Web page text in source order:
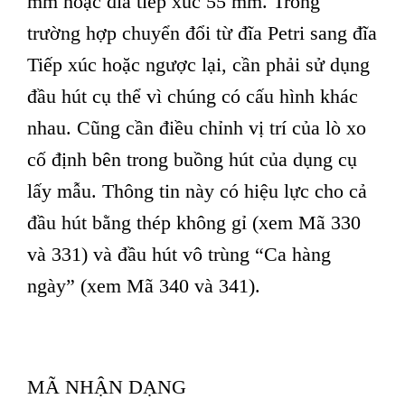
trường hợp chuyển đổi từ đĩa Petri sang đĩa
Tiếp xúc hoặc ngược lại, cần phải sử dụng
đầu hút cụ thể vì chúng có cấu hình khác
nhau. Cũng cần điều chỉnh vị trí của lò xo
cố định bên trong buồng hút của dụng cụ
lấy mẫu. Thông tin này có hiệu lực cho cả
đầu hút bằng thép không gỉ (xem Mã 330
và 331) và đầu hút vô trùng “Ca hàng
ngày” (xem Mã 340 và 341).
MÃ NHẬN DẠNG